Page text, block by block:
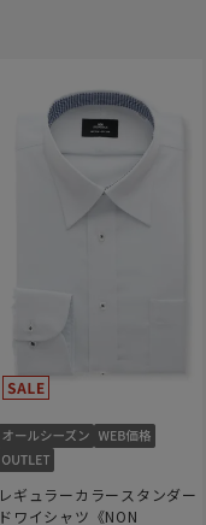
レギュラーカラースタンダー
ドワイシャツ《NON